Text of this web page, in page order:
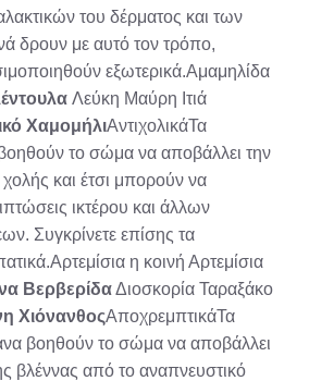
του δέρματος και των
δρουν με αυτό τον τρόπο,
εξωτερικά.Αμαμηλίδα
Λεύκη Μαύρη Ιτιά
ΧαμομήλιΑντιχολικάΤα
βοηθούν το σώμα να αποβάλλει την
και έτσι μπορούν να
ικτέρου και άλλων
Συγκρίνετε επίσης τα
η κοινή Αρτεμίσια
ΒερβερίδαΔιοσκορία Ταραξάκο
ΧιόνανθοςΑποχρεμπτικάΤα
βοηθούν το σώμα να αποβάλλει
βλέννας από το αναπνευστικό